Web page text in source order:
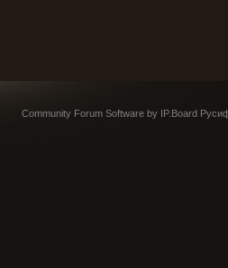
Community Forum Software by IP.Board